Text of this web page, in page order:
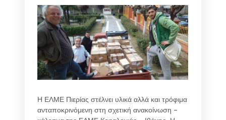
Η ΕΛΜΕ Πιερίας στέλνει υλικά αλλά και τρόφιμα
ανταποκρινόμενη στη σχετική ανακοίνωση –